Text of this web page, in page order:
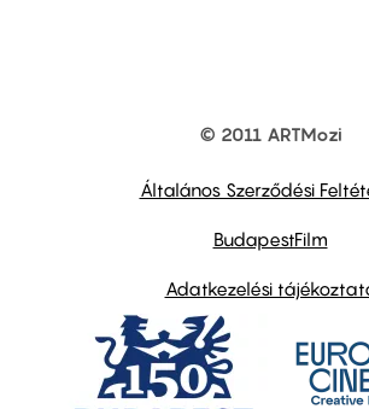
© 2011 ARTMozi
Általános Szerződési
BudapestFilm
Adatkezelési